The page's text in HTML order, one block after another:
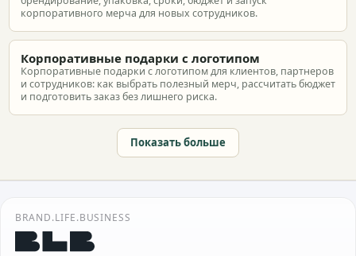
корпоративного мерча для новых сотрудников.
Корпоративные подарки с логотипом
Корпоративные подарки с логотипом для клиентов, партнеров
и сотрудников: как выбрать полезный мерч, рассчитать бюджет
и подготовить заказ без лишнего риска.
Показать больше
BRAND.LIFE.BUSINESS